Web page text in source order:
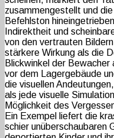
zusammengestellt und
Befehlston
Indirektheit und
von den vertrauten
stärkere Wirkung als die
Blickwinkel der
vor dem Lagergebäude
die visuellen
als jede visuelle
Möglichkeit des
Ein Exempel liefert die
schier unüberschaubaren